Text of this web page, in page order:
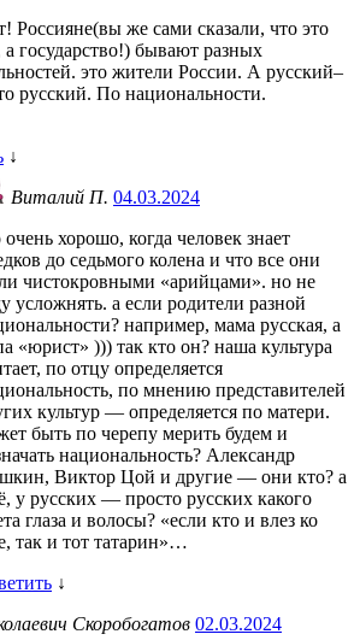
Россияне(вы же сами сказали, что это
а государство!) бывают разных
это жители России. А русский–
русский. По национальности.
↓
Виталий П. 04.03.2024
очень хорошо, когда человек знает
до седьмого колена и что все они
чистокровными «арийцами». но не
усложнять. а если родители разной
например, мама русская, а
«юрист» ))) так кто он? наша культура
по отцу определяется
по мнению представителей
культур — определяется по матери.
быть по черепу мерить будем и
национальность? Александр
Виктор Цой и другие — они кто? а
у русских — просто русских какого
глаза и волосы? «если кто и влез ко
так и тот татарин»…
↓
Скоробогатов 02.03.2024